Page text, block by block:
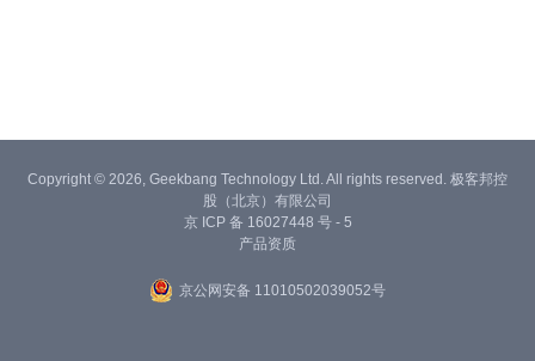
Copyright © 2026, Geekbang Technology Ltd. All rights reserved. 极客邦控
股（北京）有限公司
京 ICP 备 16027448 号 - 5
产品资质
京公网安备 11010502039052号